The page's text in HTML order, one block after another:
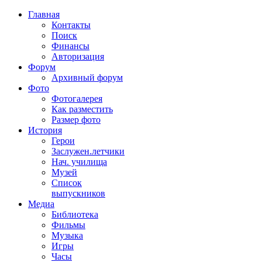
Главная
Контакты
Поиск
Финансы
Авторизация
Форум
Архивный форум
Фото
Фотогалерея
Как разместить
Размер фото
История
Герои
Заслужен.летчики
Нач. училища
Музей
Список
выпускников
Медиа
Библиотека
Фильмы
Музыка
Игры
Часы